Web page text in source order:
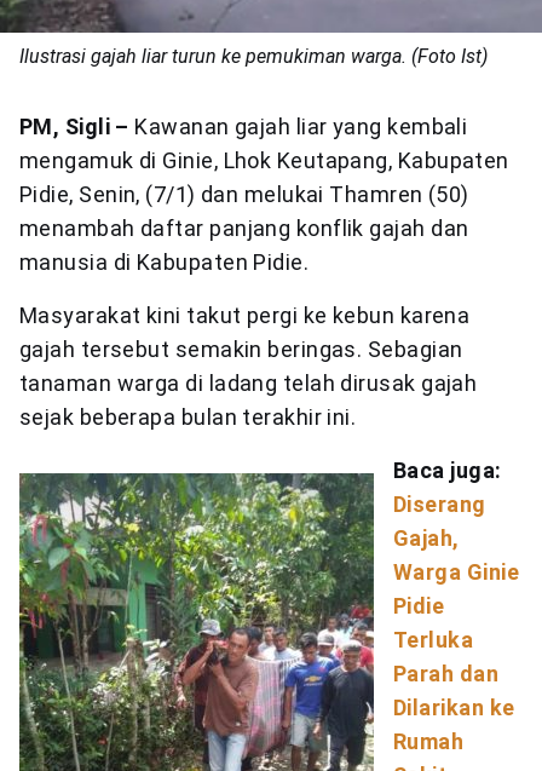
Ilustrasi gajah liar turun ke pemukiman warga. (Foto Ist)
PM, Sigli – Kawanan gajah liar yang kembali
mengamuk di Ginie, Lhok Keutapang, Kabupaten
Pidie, Senin, (7/1) dan melukai Thamren (50)
menambah daftar panjang konflik gajah dan
manusia di Kabupaten Pidie.
Masyarakat kini takut pergi ke kebun karena
gajah tersebut semakin beringas. Sebagian
tanaman warga di ladang telah dirusak gajah
sejak beberapa bulan terakhir ini.
Baca juga:
Diserang
Gajah,
Warga Ginie
Pidie
Terluka
Parah dan
Dilarikan ke
Rumah